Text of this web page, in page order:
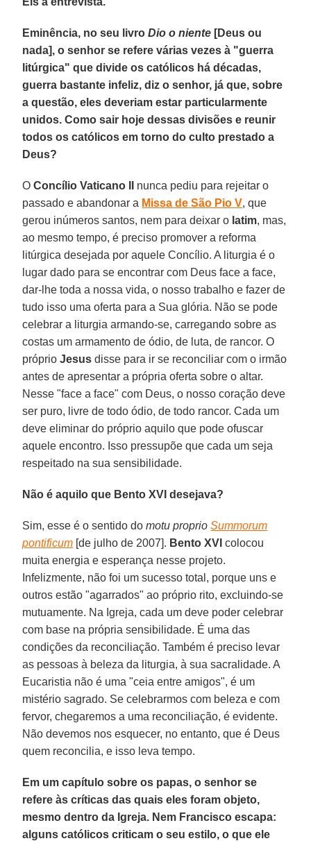
Eminência, no seu livroDio o niente [Deus ou
nada], o senhor se refere várias vezes à "guerra
litúrgica" que divide os católicos há décadas,
guerra bastante infeliz, diz o senhor, já que, sobre
a questão, eles deveriam estar particularmente
unidos. Como sair hoje dessas divisões e reunir
todos os católicos em torno do culto prestado a
Deus?
OConcílio Vaticano II
nunca pediu para rejeitar o
passado e abandonar a Missa de São Pio V, que
gerou inúmeros santos, nem para deixar o latim, mas,
ao mesmo tempo, é preciso promover a reforma
litúrgica desejada por aquele Concílio. A liturgia é o
lugar dado para se encontrar com Deus face a face,
dar-lhe toda a nossa vida, o nosso trabalho e fazer de
tudo isso uma oferta para a Sua glória. Não se pode
celebrar a liturgia armando-se, carregando sobre as
costas um armamento de ódio, de luta, de rancor. O
próprioJesus disse para ir se reconciliar com o irmão
antes de apresentar a própria oferta sobre o altar.
Nesse "face a face" com Deus, o nosso coração deve
ser puro, livre de todo ódio, de todo rancor. Cada um
deve eliminar do próprio aquilo que pode ofuscar
aquele encontro. Isso pressupõe que cada um seja
respeitado na sua sensibilidade.
Não é aquilo que Bento XVI desejava?
Sim, esse é o sentido domotu proprioSummorum
pontificum [de julho de 2007]. Bento XVI colocou
muita energia e esperança nesse projeto.
Infelizmente, não foi um sucesso total, porque uns e
outros estão "agarrados" ao próprio rito, excluindo-se
mutuamente. Na Igreja, cada um deve poder celebrar
com base na própria sensibilidade. É uma das
condições da reconciliação. Também é preciso levar
as pessoas à beleza da liturgia, à sua sacralidade. A
Eucaristia não é uma "ceia entre amigos", é um
mistério sagrado. Se celebrarmos com beleza e com
fervor, chegaremos a uma reconciliação, é evidente.
Não devemos nos esquecer, no entanto, que é Deus
quem reconcilia, e isso leva tempo.
Em um capítulo sobre os papas, o senhor se
refere às críticas das quais eles foram objeto,
mesmo dentro da Igreja. Nem Francisco escapa:
alguns católicos criticam o seu estilo, o que ele